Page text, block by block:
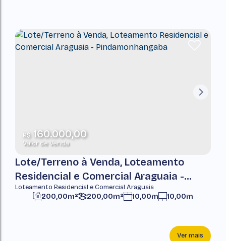
R$160.000,00
Valor de Venda
Lote/Terreno à Venda, Loteamento
Residencial e Comercial Araguaia -
Pindamonhangaba
Loteamento Residencial e Comercial Araguaia
200,00m² 200,00m² 10,00m
10,00m
Ver mais